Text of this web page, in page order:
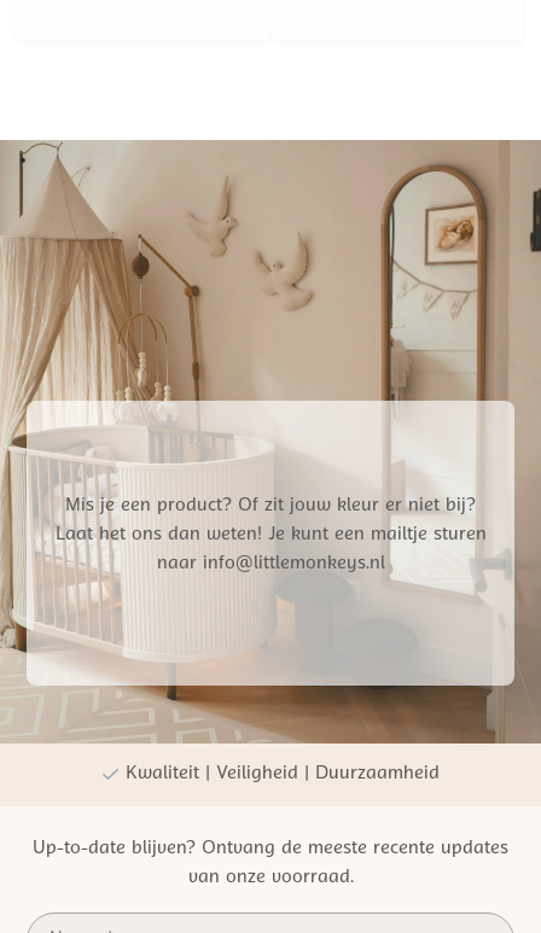
Mis je een product? Of zit jouw kleur er niet bij?
Laat het ons dan weten! Je kunt een mailtje sturen
naar info@littlemonkeys.nl
Gratis verzending vanaf €50,- NL
Persoonlijke winkelervaring
Kwaliteit | Veiligheid | Duurzaamheid
Up-to-date blijven? Ontvang de meeste recente updates
van onze voorraad.